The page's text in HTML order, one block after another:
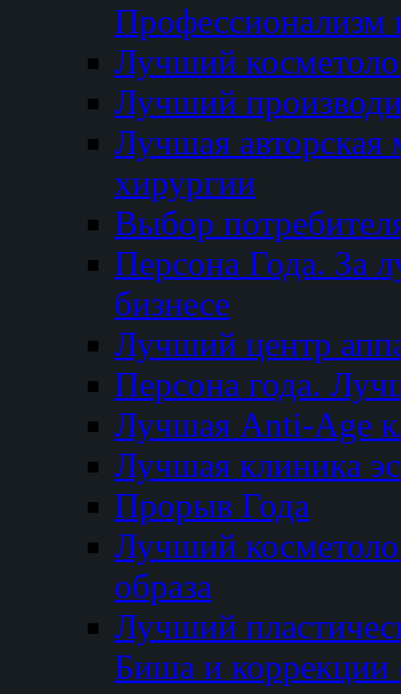
Профессионализм
Лучший
Лучший
Лучшая авторская
хирургии
Выбор
Персона Года. За
бизнесе
Лучший центр
Персона года.
Лучшая Anti-Age
Лучшая клиника
Прорыв Года
Лучший
образа
Лучший
Биша и коррекции